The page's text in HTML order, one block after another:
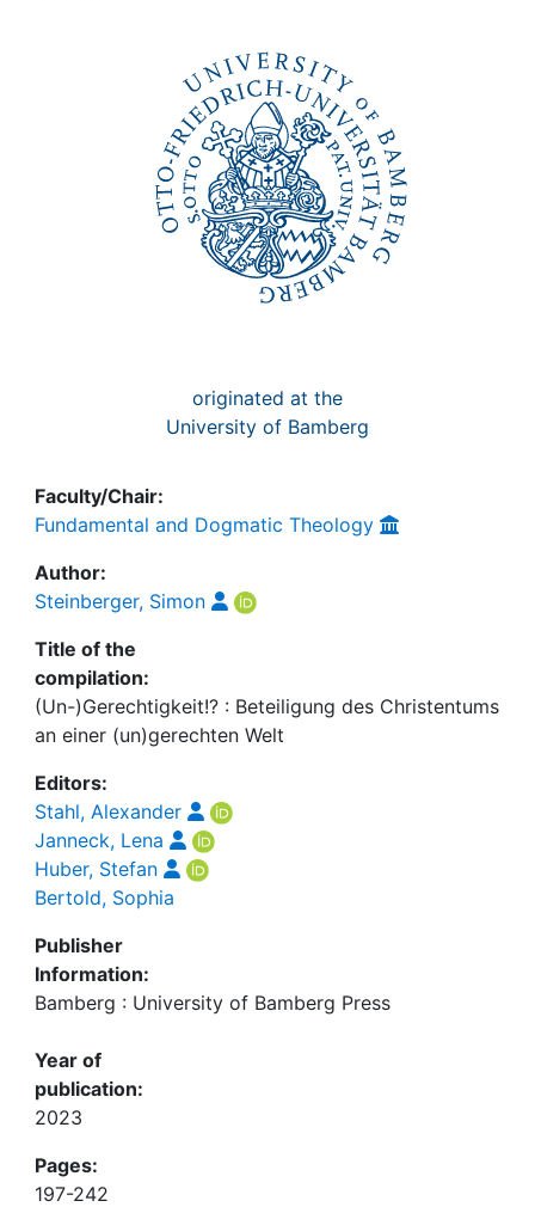
originated at the
University of Bamberg
Faculty/Chair:
Fundamental and Dogmatic Theology
Author:
Steinberger, Simon
Title of the
compilation:
(Un-)Gerechtigkeit!? : Beteiligung des Christentums
an einer (un)gerechten Welt
Editors:
Stahl, Alexander
Janneck, Lena
Huber, Stefan
Bertold, Sophia
Publisher
Information:
Bamberg : University of Bamberg Press
Year of
publication:
2023
Pages:
197-242